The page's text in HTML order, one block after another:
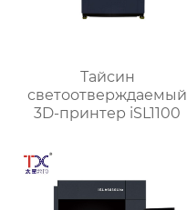
Тайсин
светоотверждаемый
3D-принтер iSL1100